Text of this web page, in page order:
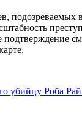
убийцу Роба